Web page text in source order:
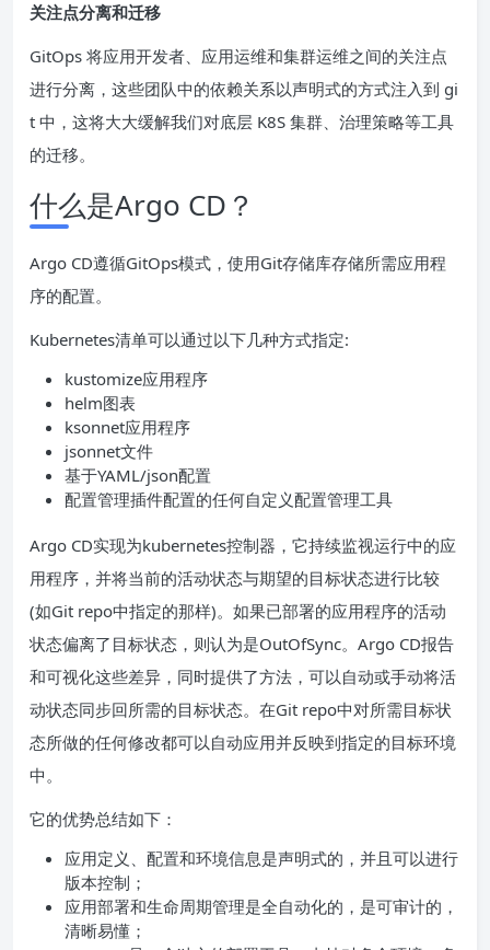
关注点分离和迁移
GitOps 将应用开发者、应用运维和集群运维之间的关注点
进行分离，这些团队中的依赖关系以声明式的方式注入到 gi
t 中，这将大大缓解我们对底层 K8S 集群、治理策略等工具
的迁移。
什么是Argo CD？
Argo CD遵循GitOps模式，使用Git存储库存储所需应用程
序的配置。
Kubernetes清单可以通过以下几种方式指定:
kustomize应用程序
helm图表
ksonnet应用程序
jsonnet文件
基于YAML/json配置
配置管理插件配置的任何自定义配置管理工具
Argo CD实现为kubernetes控制器，它持续监视运行中的应
用程序，并将当前的活动状态与期望的目标状态进行比较
(如Git repo中指定的那样)。如果已部署的应用程序的活动
状态偏离了目标状态，则认为是OutOfSync。Argo CD报告
和可视化这些差异，同时提供了方法，可以自动或手动将活
动状态同步回所需的目标状态。在Git repo中对所需目标状
态所做的任何修改都可以自动应用并反映到指定的目标环境
中。
它的优势总结如下：
应用定义、配置和环境信息是声明式的，并且可以进行
版本控制；
应用部署和生命周期管理是全自动化的，是可审计的，
清晰易懂；